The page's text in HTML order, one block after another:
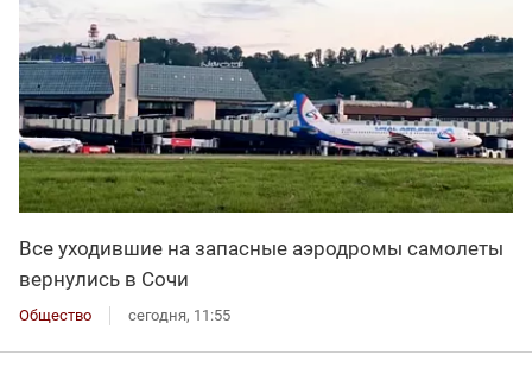
Все уходившие на запасные аэродромы самолеты
вернулись в Сочи
Общество сегодня, 11:55